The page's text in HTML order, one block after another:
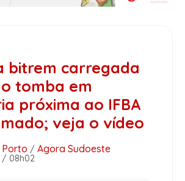
bitrem carregada
tomba em
próxima ao IFBA
veja o vídeo
Porto / Agora Sudoeste
/ 08h02